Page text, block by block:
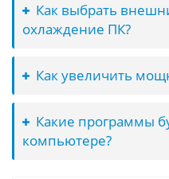
Как выбрать
охлаждение ПК?
Как увеличить
Какие программы
компьютере?